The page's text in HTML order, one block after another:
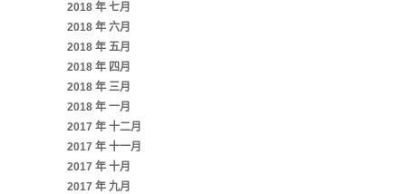
2018 年 七月
2018 年 六月
2018 年 五月
2018 年 四月
2018 年 三月
2018 年 一月
2017 年 十二月
2017 年 十一月
2017 年 十月
2017 年 九月